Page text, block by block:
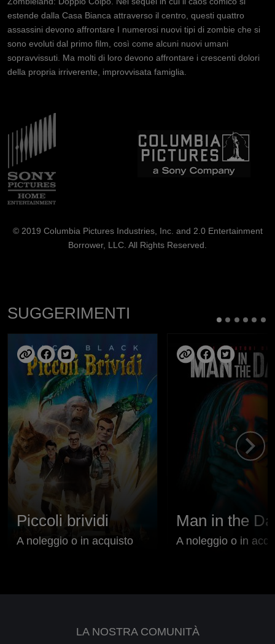
estende dalla Casa Bianca attraverso il centro, questi quattro
assassini devono affrontare I numerosi nuovi tipi di zombie che si
sono evoluti dal primo film, così come alcuni nuovi umani
sopravvissuti. Ma molti di loro devono affrontare i crescenti dolori
della propria irriverente, improvvisata famiglia.
Immagine
© 2019 Columbia Pictures Industries, Inc. and 2.0 Entertainment
Borrower, LLC. All Rights Reserved.
SUGGERIMENTI
Piccoli brividi
A noleggio o in acquisto
Man in the
A noleggio o in
LA NOSTRA COMUNITÀ